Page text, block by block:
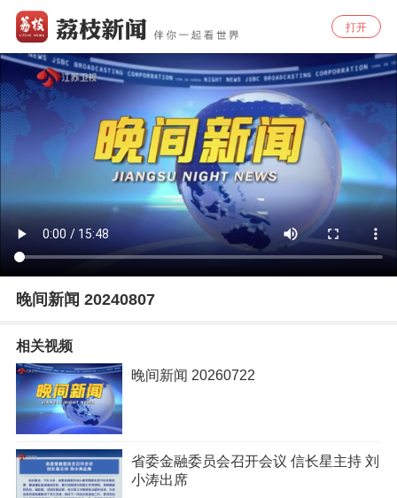
打开
晚间新闻 20240807
相关视频
晚间新闻 20260722
省委金融委员会召开会议 信长星主持 刘
小涛出席